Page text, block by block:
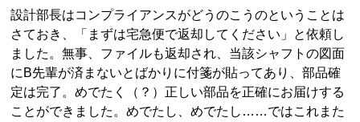
設計部長はコンプライアンスがどうのこうのということは
さておき、「まずは宅急便で返却してください」と依頼し
ました。無事、ファイルも返却され、当該シャフトの図面
にB先輩が済まないとばかりに付箋が貼ってあり、部品確
定は完了。めでたく（？）正しい部品を正確にお届けする
ことができました。めでたし、めでたし……ではこれまた